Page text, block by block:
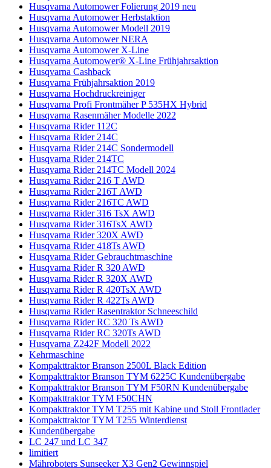
Husqvarna Automower Folierung 2019 neu
Husqvarna Automower Herbstaktion
Husqvarna Automower Modell 2019
Husqvarna Automower NERA
Husqvarna Automower X-Line
Husqvarna Automower® X-Line Frühjahrsaktion
Husqvarna Cashback
Husqvarna Frühjahrsaktion 2019
Husqvarna Hochdruckreiniger
Husqvarna Profi Frontmäher P 535HX Hybrid
Husqvarna Rasenmäher Modelle 2022
Husqvarna Rider 112C
Husqvarna Rider 214C
Husqvarna Rider 214C Sondermodell
Husqvarna Rider 214TC
Husqvarna Rider 214TC Modell 2024
Husqvarna Rider 216 T AWD
Husqvarna Rider 216T AWD
Husqvarna Rider 216TC AWD
Husqvarna Rider 316 TsX AWD
Husqvarna Rider 316TsX AWD
Husqvarna Rider 320X AWD
Husqvarna Rider 418Ts AWD
Husqvarna Rider Gebrauchtmaschine
Husqvarna Rider R 320 AWD
Husqvarna Rider R 320X AWD
Husqvarna Rider R 420TsX AWD
Husqvarna Rider R 422Ts AWD
Husqvarna Rider Rasentraktor Schneeschild
Husqvarna Rider RC 320 Ts AWD
Husqvarna Rider RC 320Ts AWD
Husqvarna Z242F Modell 2022
Kehrmaschine
Kompakttraktor Branson 2500L Black Edition
Kompakttraktor Branson TYM 6225C Kundenübergabe
Kompakttraktor Branson TYM F50RN Kundenübergabe
Kompakttraktor TYM F50CHN
Kompakttraktor TYM T255 mit Kabine und Stoll Frontlader
Kompakttraktor TYM T255 Winterdienst
Kundenübergabe
LC 247 und LC 347
limitiert
Mähroboters Sunseeker X3 Gen2 Gewinnspiel